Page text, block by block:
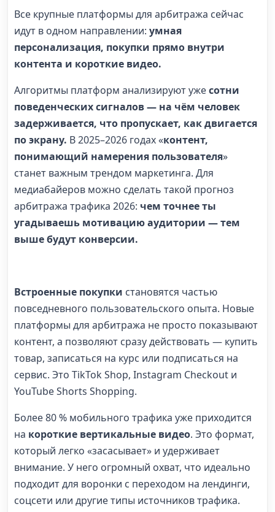
Все крупные платформы для арбитража сейчас
идут в одном направлении: умная
персонализация, покупки прямо внутри
контента и короткие видео.
Алгоритмы платформ анализируют ужесотни
поведенческих сигналов — на чём человек
задерживается, что пропускает, как двигается
по экрану. В 2025–2026 годах «контент,
понимающий намерения пользователя»
станет важным трендом маркетинга. Для
медиабайеров можно сделать такой прогноз
арбитража трафика 2026: чем точнее ты
угадываешь мотивацию аудитории — тем
выше будут конверсии.
Встроенные покупки становятся частью
повседневного пользовательского опыта. Новые
платформы для арбитража не просто показывают
контент, а позволяют сразу действовать — купить
товар, записаться на курс или подписаться на
сервис. Это TikTok Shop, Instagram Checkout и
YouTube Shorts Shopping.
Более 80 % мобильного трафика уже приходится
на короткие вертикальные видео. Это формат,
который легко «засасывает» и удерживает
внимание. У него огромный охват, что идеально
подходит для воронки с переходом на лендинги,
соцсети или другие типы источников трафика.